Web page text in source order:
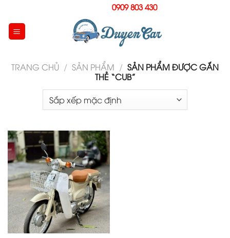
content
0909 803 430
TRANG CHỦ / SẢN PHẨM / SẢN PHẨM ĐƯỢC GẮN
THẺ “CUB”